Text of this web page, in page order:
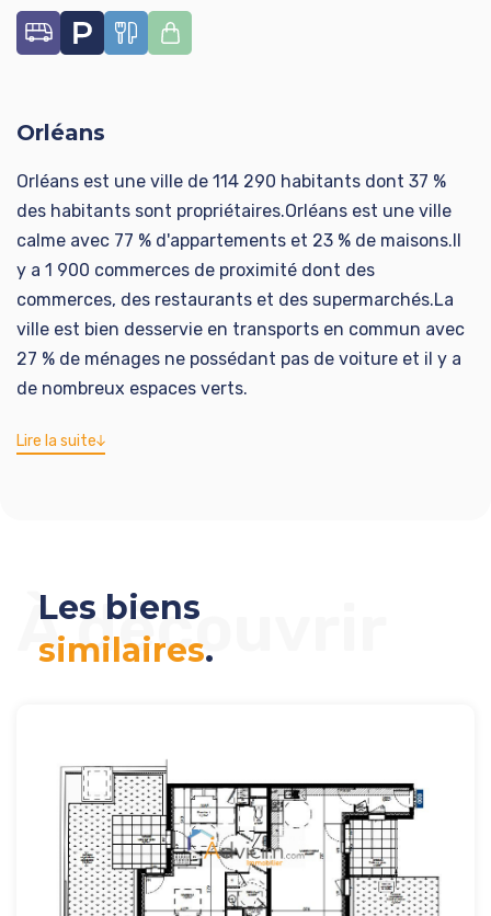
Orléans
Orléans est une ville de 114 290 habitants dont 37 %
des habitants sont propriétaires.Orléans est une ville
calme avec 77 % d'appartements et 23 % de maisons.Il
y a 1 900 commerces de proximité dont des
commerces, des restaurants et des supermarchés.La
ville est bien desservie en transports en commun avec
27 % de ménages ne possédant pas de voiture et il y a
de nombreux espaces verts.
Lire la suite
À découvrir
Les biens
similaires.